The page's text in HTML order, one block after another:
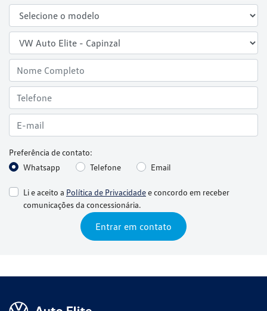
Preferência de contato:
Whatsapp
Telefone Email
Li e aceito a Política de Privacidadee concordo em receber
comunicações da concessionária.
Entrar em contato